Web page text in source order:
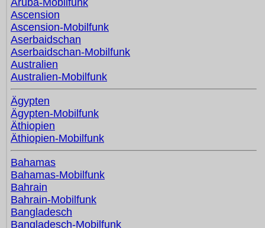
Aruba-Mobilfunk
Ascension
Ascension-Mobilfunk
Aserbaidschan
Aserbaidschan-Mobilfunk
Australien
Australien-Mobilfunk
Ägypten
Ägypten-Mobilfunk
Äthiopien
Äthiopien-Mobilfunk
Bahamas
Bahamas-Mobilfunk
Bahrain
Bahrain-Mobilfunk
Bangladesch
Bangladesch-Mobilfunk